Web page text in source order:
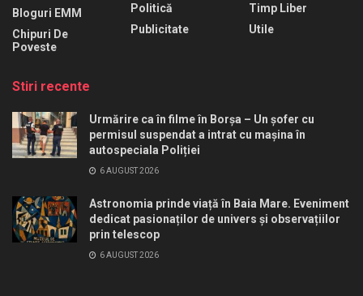
Bloguri EMM
Chipuri De
Poveste
Politică
Publicitate
Timp Liber
Utile
Stiri recente
Urmărire ca în filme în Borșa – Un șofer cu
permisul suspendat a intrat cu mașina în
autospeciala Poliției
6 AUGUST 2026
Astronomia prinde viață în Baia Mare. Eveniment
dedicat pasionaților de univers și observațiilor
prin telescop
6 AUGUST 2026